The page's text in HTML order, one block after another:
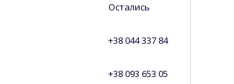
84
05